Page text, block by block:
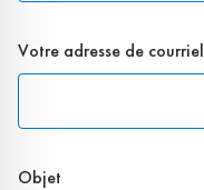
Votre adresse de courriel
Objet